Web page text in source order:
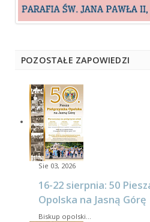
POZOSTAŁE ZAPOWIEDZI
Sie 03, 2026
16-22 sierpnia: 50
Opolska na Jasną Górę
Biskup opolski…